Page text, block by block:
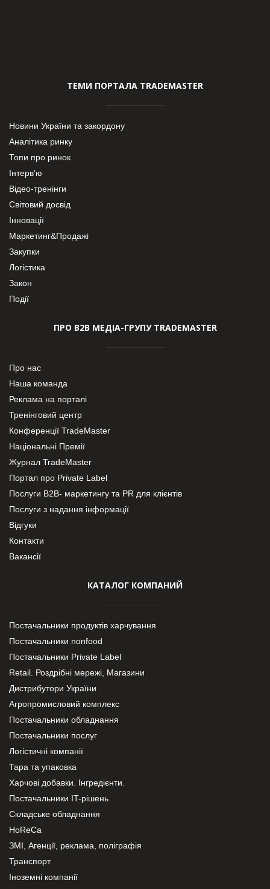
ТЕМИ ПОРТАЛА TRADEMASTER
Новини України та закордону
Аналітика ринку
Топи про ринок
Інтерв’ю
Відео-тренінги
Світовий досвід
Інновації
Маркетинг&Продажі
Закупки
Логістика
Закон
Події
ПРО В2В МЕДІА-ГРУПУ TRADEMASTER
Про нас
Наша команда
Реклама на порталі
Тренінговий центр
Конференції TradeMaster
Національні Премії
Журнал TradeMaster
Портал про Private Label
Послуги В2В- маркетингу та PR для клієнтів
Послуги з надання інформації
Відгуки
Контакти
Вакансії
КАТАЛОГ КОМПАНИЙ
Постачальники продуктів харчування
Постачальники nonfood
Постачальники Private Label
Retail. Роздрібні мережі, Магазини
Дистрибутори України
Агропромисловий комплекс
Постачальники обладнання
Постачальники послуг
Логістичні компанії
Тара та упаковка
Харчові добавки. Інгредієнти.
Постачальники IT-рішень
Складське обладнання
HoReCa
ЗМІ, Агенції, реклама, поліграфія
Транспорт
Іноземні компанії